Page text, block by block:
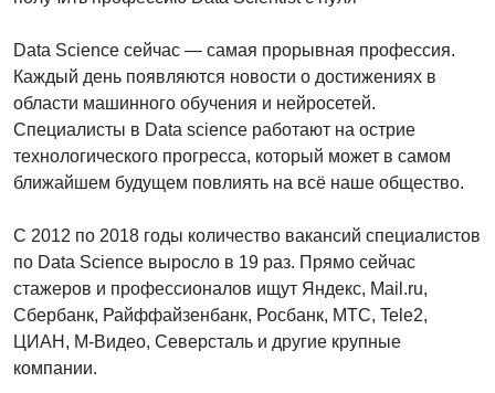
Data Science сейчас — самая прорывная профессия.
Каждый день появляются новости о достижениях в
области машинного обучения и нейросетей.
Специалисты в Data science работают на острие
технологического прогресса, который может в самом
ближайшем будущем повлиять на всё наше общество.
С 2012 по 2018 годы количество вакансий специалистов
по Data Science выросло в 19 раз. Прямо сейчас
стажеров и профессионалов ищут Яндекс, Mail.ru,
Сбербанк, Райффайзенбанк, Росбанк, МТС, Tele2,
ЦИАН, М-Видео, Северсталь и другие крупные
компании.